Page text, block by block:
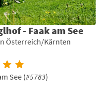
- Faak am See
Österreich/Kärnten
See (#5783)